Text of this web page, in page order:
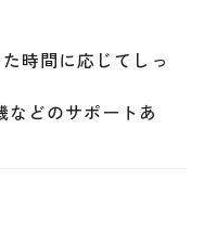
時間に応じてしっ
どのサポートあ